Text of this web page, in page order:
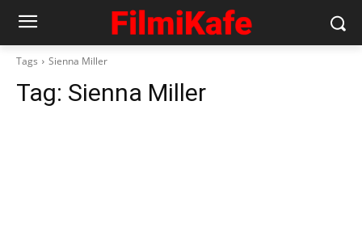
Tags Sienna Miller
Tag: Sienna Miller